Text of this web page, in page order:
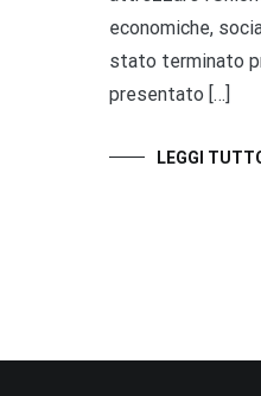
economiche,
stato terminato
presentato […]
LEGGI